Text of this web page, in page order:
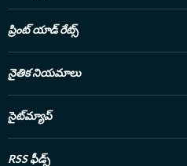
ప్రింట్ యాడ్ రేట్స్
నైతిక నియమాలు
సైట్‌మ్యాప్
RSS ఫీడ్స్